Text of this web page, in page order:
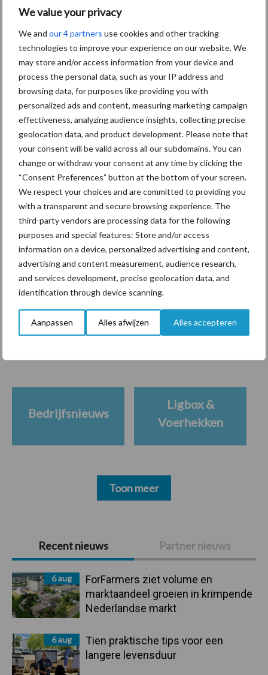
We value your privacy
We and our 4 partners use cookies and other tracking
technologies to improve your experience on our website. We
may store and/or access information from your device and
process the personal data, such as your IP address and
browsing data, for purposes like providing you with
personalized ads and content, measuring marketing campaign
effectiveness, analyzing audience insights, collecting precise
geolocation data, and product development. Please note that
your consent will be valid across all our subdomains. You can
change or withdraw your consent at any time by clicking the
“Consent Preferences” button at the bottom of your screen.
We respect your choices and are committed to providing you
with a transparent and secure browsing experience. The
third-party vendors are processing data for the following
purposes and special features: Store and/or access
information on a device, personalized advertising and content,
advertising and content measurement, audience research,
and services development, precise geolocation data, and
identification through device scanning.
Aanpassen Alles afwijzen Alles accepteren
Primaire
Sidebar
Recent nieuws Partner nieuws
6 aug
ForFarmers ziet volume en
marktaandeel groeien in krimpende
Nederlandse markt
6 aug
Tien praktische tips voor een
langere levensduur
Aanbevolen voor jou!
ForFarmers ziet volume en
marktaandeel groeien in
krimpende Nederlandse
markt
Tien praktische tips voor
een langere levensduur
“Vraag naar praktische
hygieneoplossingen is in
Polen groter dan ooit”
Themapagina's
Bedrijfsnieuws
Ligbox &
Voerhekken
Toon meer